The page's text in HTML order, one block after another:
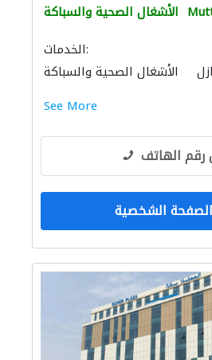
الأشغال الصحية والسباكة
الخدمات:
الأشغال الصحية والسباكة
See More
الهاتف
الشخصية